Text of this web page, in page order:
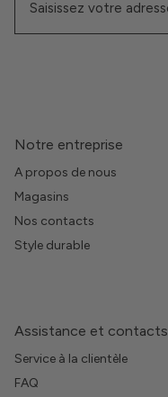
Notre entreprise
A propos de nous
Magasins
Nos contacts
Style durable
Assistance et contacts
Service à la clientèle
FAQ